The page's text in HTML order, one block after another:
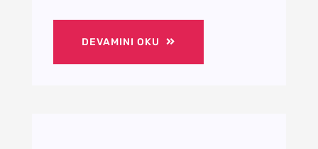
DEVAMINI OKU